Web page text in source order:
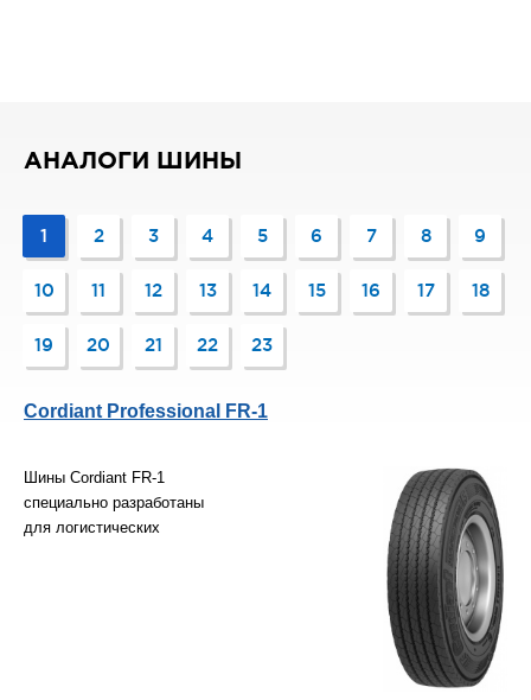
АНАЛОГИ ШИНЫ
1 2 3 4 5 6 7 8 9
10 11 12 13 14 15 16 17 18
19 20 21 22 23
Cordiant Professional FR-1
Шины Cordiant FR-1
специально разработаны
для логистических